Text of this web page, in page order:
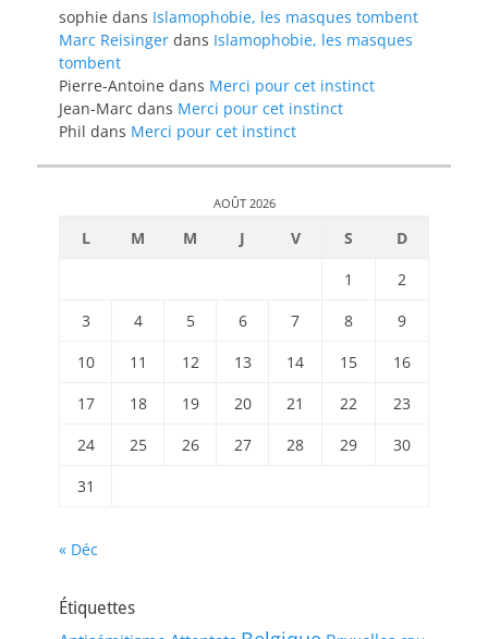
sophie dans Islamophobie, les masques tombent
Marc Reisinger dans Islamophobie, les masques
tombent
Pierre-Antoine dans Merci pour cet instinct
Jean-Marc dans Merci pour cet instinct
Phil dans Merci pour cet instinct
AOÛT 2026
L M M J V S
D
1
2
3
4 5 6 7 8
9
10
11 12 13 14 15
16
17
18 19 20 21 22
23
24
25 26 27 28 29
30
31
« Déc
Étiquettes